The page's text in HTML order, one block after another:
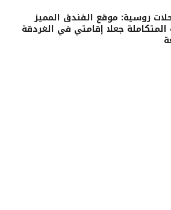
روسية: موقع الفندق المميز
المتكاملة جعلا إقامتي في الغردقة